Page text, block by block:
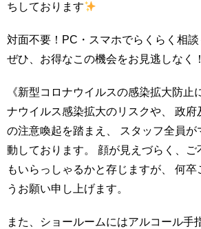
ちしております
対面不要！PC・スマホでらくらく相談
ぜひ、お得なこの機会をお見逃しなく！
《新型コロナウイルスの感染拡大防止
ナウイルス感染拡大のリスクや、 政府
の注意喚起を踏まえ、 スタッフ全員
動しております。 顔が見えづらく、
もいらっしゃるかと存じますが、 何卒
うお願い申し上げます。
また、ショールームにはアルコール手